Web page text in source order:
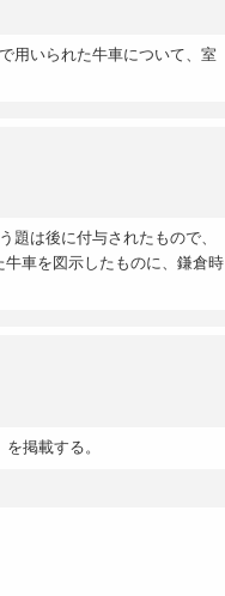
用いられた牛車について、室
題は後に付与されたもので、
車を図示したものに、鎌倉時
掲載する。